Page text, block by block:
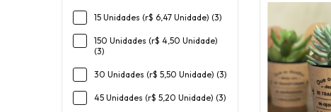
15 Unidades (r$ 6,47 Unidade) (3)
150 Unidades (r$ 4,50 Unidade)
(3)
30 Unidades (r$ 5,50 Unidade) (3)
45 Unidades (r$ 5,20 Unidade) (3)